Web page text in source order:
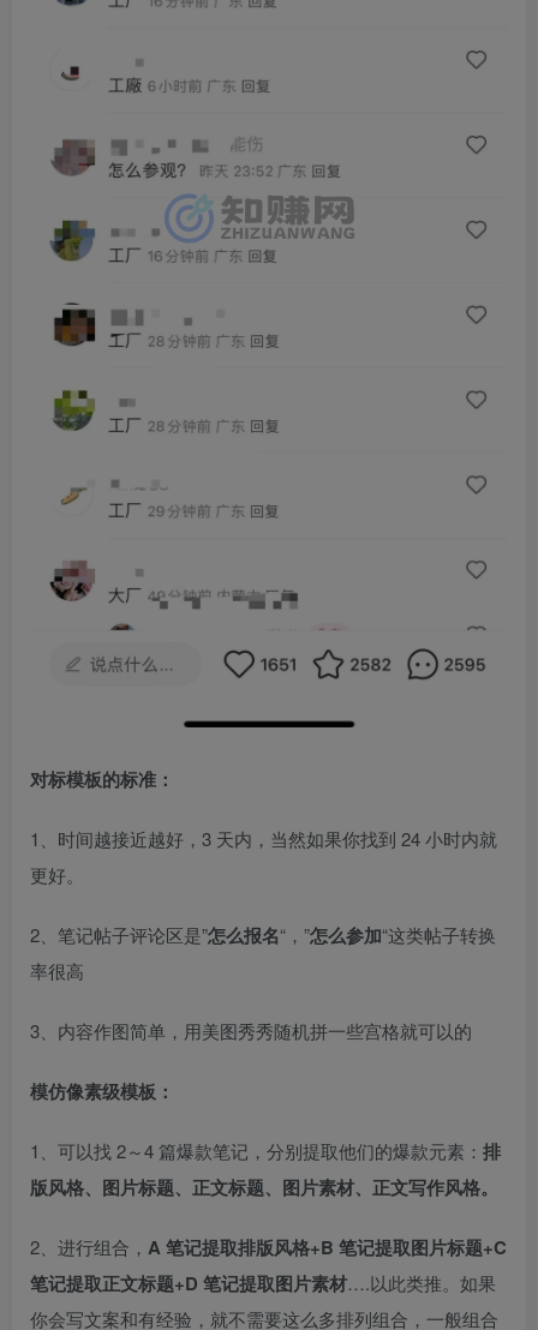
对标模板的标准：​
1、时间越接近越好，3 天内，当然如果你找到 24 小时内就
更好。​
2、笔记帖子评论区是”怎么报名“，”怎么参加“这类帖子转换
率很高​
3、内容作图简单，用美图秀秀随机拼一些宫格就可以的
模仿像素级模板：​
1、可以找 2～4 篇爆款笔记，分别提取他们的爆款元素： 排
版风格、图片标题、正文标题、图片素材、正文写作风格。
2、进行组合， A 笔记提取排版风格+B 笔记提取图片标题+C
笔记提取正文标题+D 笔记提取图片素材….以此类推。如果
你会写文案和有经验，就不需要这么多排列组合，一般组合